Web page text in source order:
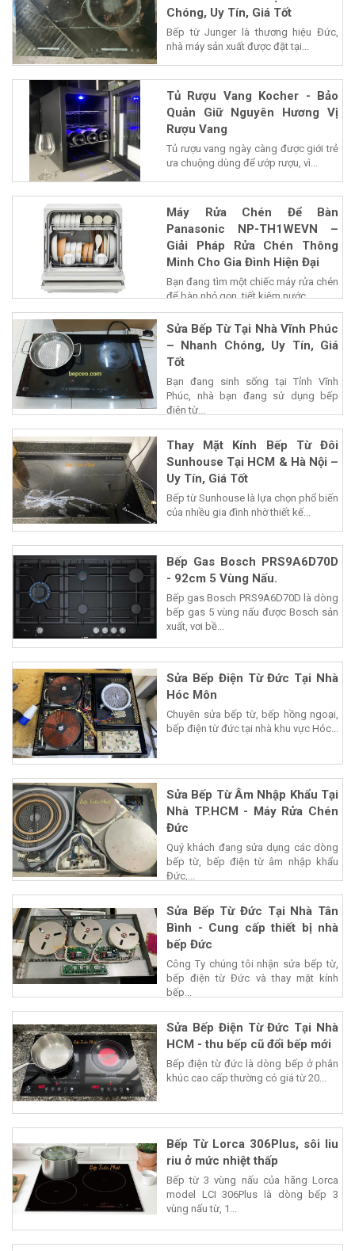
Chóng, Uy Tín, Giá Tốt
Bếp từ Junger là thương hiệu Đức,
nhà máy sản xuất được đặt tại...
Tủ Rượu Vang Kocher - Bảo
Quản Giữ Nguyên Hương Vị
Rượu Vang
Tủ rượu vang ngày càng được giới trẻ
ưa chuộng dùng để ướp rượu, vì...
Máy Rửa Chén Để Bàn
Panasonic NP-TH1WEVN –
Giải Pháp Rửa Chén Thông
Minh Cho Gia Đình Hiện Đại
Bạn đang tìm một chiếc máy rửa chén
để bàn nhỏ gọn, tiết kiệm nước...
Sửa Bếp Từ Tại Nhà Vĩnh Phúc
– Nhanh Chóng, Uy Tín, Giá
Tốt
Bạn đang sinh sống tại Tỉnh Vĩnh
Phúc, nhà bạn đang sử dụng bếp
điện từ...
Thay Mặt Kính Bếp Từ Đôi
Sunhouse Tại HCM & Hà Nội –
Uy Tín, Giá Tốt
Bếp từ Sunhouse là lựa chọn phổ biến
của nhiều gia đình nhờ thiết kế...
Bếp Gas Bosch PRS9A6D70D
- 92cm 5 Vùng Nấu.
Bếp gas Bosch PRS9A6D70D là dòng
bếp gas 5 vùng nấu được Bosch sản
xuất, vơi bề...
Sửa Bếp Điện Từ Đức Tại Nhà
Hóc Môn
Chuyên sửa bếp từ, bếp hồng ngoại,
bếp điện từ đức tại nhà khu vực Hóc...
Sửa Bếp Từ Âm Nhập Khẩu Tại
Nhà TP.HCM - Máy Rửa Chén
Đức
Quý khách đang sửa dụng các dòng
bếp từ, bếp điện từ âm nhập khẩu
Đức,...
Sửa Bếp Từ Đức Tại Nhà Tân
Bình - Cung cấp thiết bị nhà
bếp Đức
Công Ty chúng tôi nhận sửa bếp từ,
bếp điện từ Đức và thay mặt kính
bếp...
Sửa Bếp Điện Từ Đức Tại Nhà
HCM - thu bếp cũ đổi bếp mới
Bếp điện từ đức là dòng bếp ở phân
khúc cao cấp thường có giá từ 20...
Bếp Từ Lorca 306Plus, sôi liu
riu ở mức nhiệt thấp
Bếp từ 3 vùng nấu của hãng Lorca
model LCI 306Plus là dòng bếp 3
vùng nấu từ, 1...